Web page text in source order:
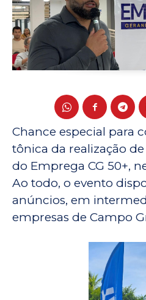
Chance especial para
tônica da realização
do Emprega CG 50+,
Ao todo, o evento
anúncios, em
empresas de Campo